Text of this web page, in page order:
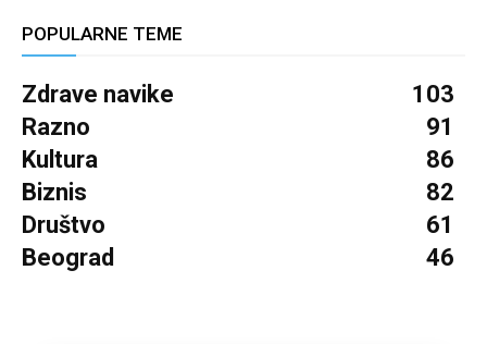
POPULARNE TEME
Zdrave navike
103
Razno
91
Kultura
86
Biznis
82
Društvo
61
Beograd
46